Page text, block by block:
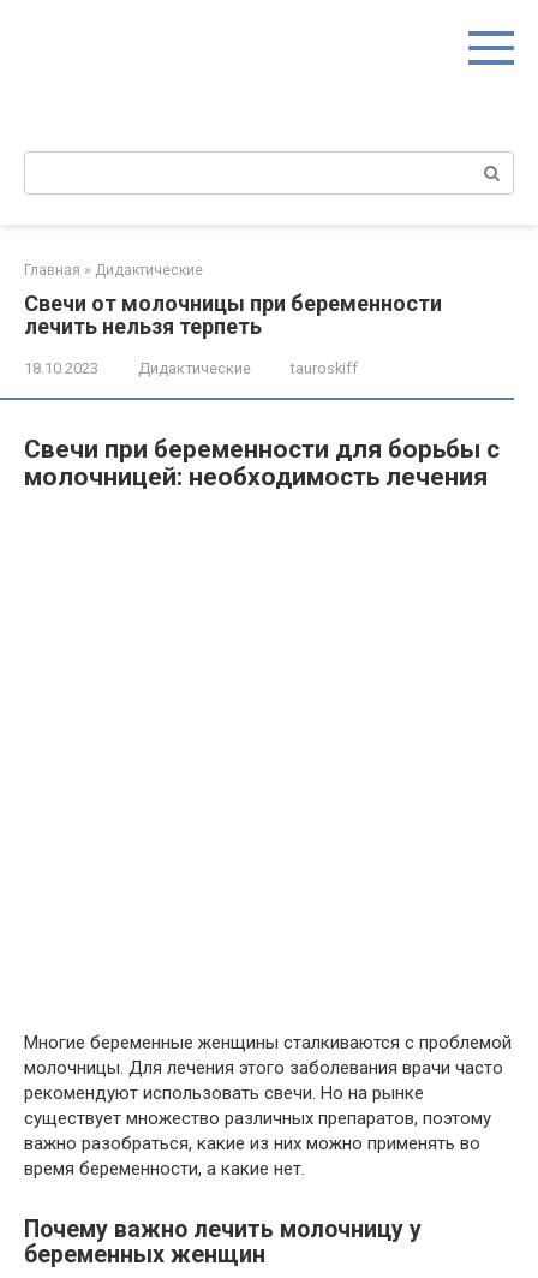
Поиск:
Главная » Дидактические
Свечи от молочницы при беременности
лечить нельзя терпеть
18.10.2023 Дидактические tauroskiff
Свечи при беременности для борьбы с
молочницей: необходимость лечения
Многие беременные женщины сталкиваются с проблемой
молочницы. Для лечения этого заболевания врачи часто
рекомендуют использовать свечи. Но на рынке
существует множество различных препаратов, поэтому
важно разобраться, какие из них можно применять во
время беременности, а какие нет.
Почему важно лечить молочницу у
беременных женщин